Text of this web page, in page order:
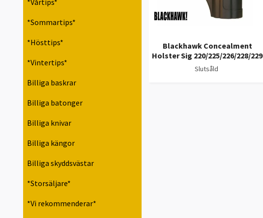
*Vårtips*
*Sommartips*
*Hösttips*
*Vintertips*
Billiga baskrar
Billiga batonger
Billiga knivar
Billiga kängor
Billiga skyddsvästar
*Storsäljare*
*Vi rekommenderar*
Blackhawk Concealment
Holster Sig 220/225/226/228/229
Slutsåld